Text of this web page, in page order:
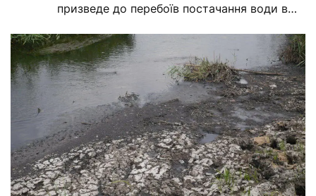
призведе до перебоїв постачання води в